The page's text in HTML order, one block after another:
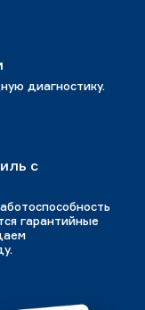
диагностику.
с
гарантийные